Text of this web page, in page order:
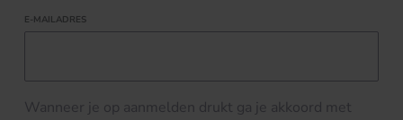
E-MAILADRES
Wanneer je op aanmelden drukt ga je akkoord met